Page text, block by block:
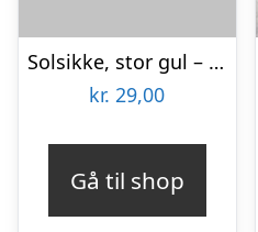
Solsikke, stor gul – frø (øko)
kr. 29,00
Gå til shop